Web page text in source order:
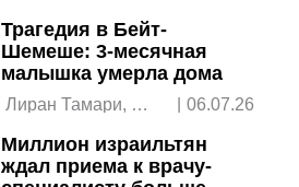
Трагедия в Бейт-
Шемеше: 3-месячная
малышка умерла дома
Лиран Тамари,
| 06.07.26
Миллион израильтян
ждал приема к врачу-